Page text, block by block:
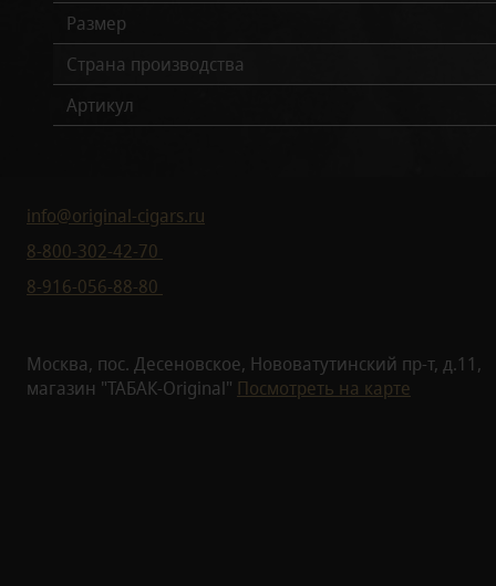
Размер
Страна производства
Артикул
info@original-cigars.ru
8-800-302-42-70
8-916-056-88-80
Москва, пос. Десеновское, Нововатутинский пр-т, д.11,
магазин "ТАБАК-Original" Посмотреть на карте